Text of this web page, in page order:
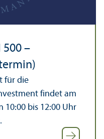
500 –
für die
findet am
10:00 bis 12:00 Uhr